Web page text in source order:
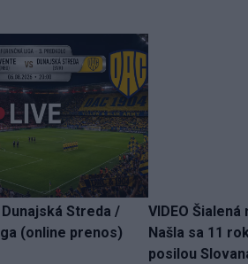
Dunajská Streda /
(online prenos)
VIDEO
Našla sa 11
posilou